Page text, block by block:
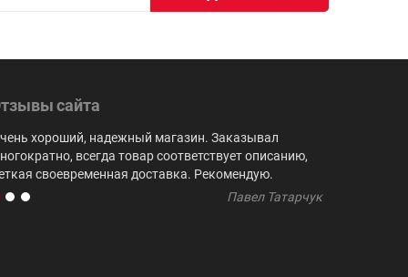
сайта
хороший, надежный магазин. Заказывал
всегда товар соответствует описанию,
своевременная доставка. Рекомендую.
Павел Татарчук